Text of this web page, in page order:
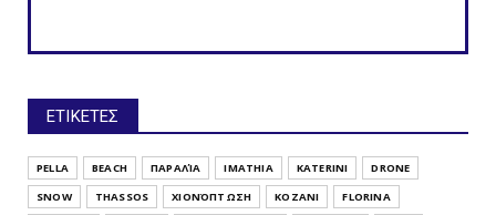
ΕΤΙΚΕΤΕΣ
PELLA BEACH ΠΑΡΑΛΊΑ IMATHIA KATERINI
DRONE
SNOW
THASSOS ΧΙΟΝΌΠΤΩΣΗ KOZANI
FLORINA